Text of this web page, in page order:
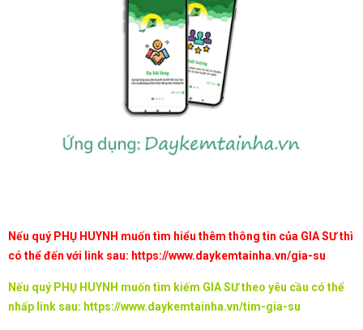
Nếu quý PHỤ HUYNH muốn tìm hiểu thêm thông tin của GIA SƯ thì
có thể đến với link sau: https://www.daykemtainha.vn/gia-su
Nếu quý PHỤ HUYNH muốn tìm kiếm GIA SƯ theo yêu cầu có thể
nhấp link sau: https://www.daykemtainha.vn/tim-gia-su